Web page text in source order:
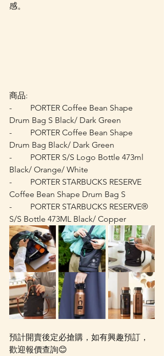
感。
商品:
-         PORTER Coffee Bean Shape
Drum Bag S Black/ Dark Green
-         PORTER Coffee Bean Shape
Drum Bag Black/ Dark Green
-         PORTER S/S Logo Bottle 473ml
Black/ Orange/ White
-         PORTER STARBUCKS RESERVE
Coffee Bean Shape Drum Bag S
-         PORTER STARBUCKS RESERVE®
S/S Bottle 473ML Black/ Copper
預計開賣後定必搶購，如有興趣預訂，
歡迎報價查詢😊